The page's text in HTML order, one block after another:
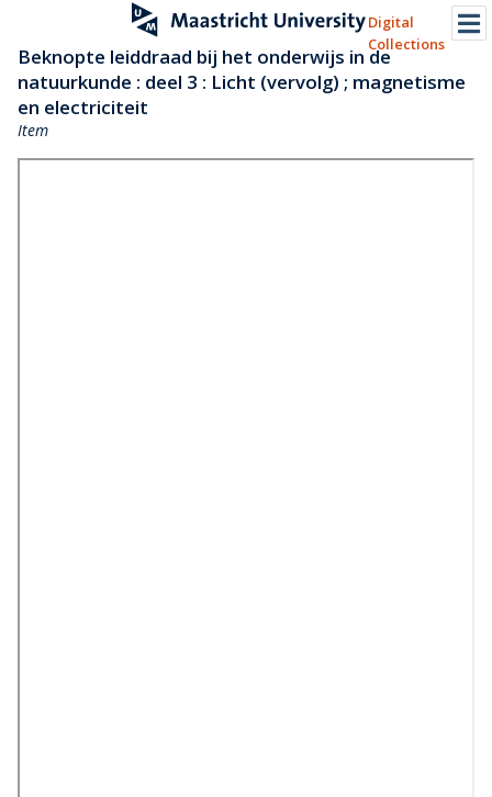
Digital
Collections
Beknopte leiddraad bij het onderwijs in de
natuurkunde : deel 3 : Licht (vervolg) ; magnetisme
en electriciteit
Item